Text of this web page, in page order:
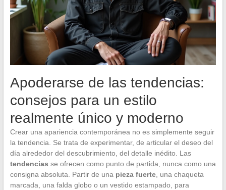
Apoderarse de las tendencias:
consejos para un estilo
realmente único y moderno
Crear una apariencia contemporánea no es simplemente seguir
la tendencia. Se trata de experimentar, de articular el deseo del
día alrededor del descubrimiento, del detalle inédito. Las
tendencias se ofrecen como punto de partida, nunca como una
consigna absoluta. Partir de una pieza fuerte, una chaqueta
marcada, una falda globo o un vestido estampado, para